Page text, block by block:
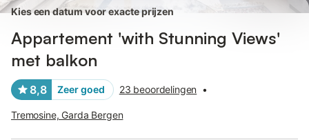
Kies een datum voor exacte prijzen
Appartement 'with Stunning Views'
met balkon
8,8 Zeer goed 23 beoordelingen •
Tremosine, Garda Bergen